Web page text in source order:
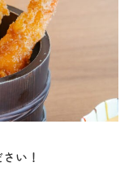
い！